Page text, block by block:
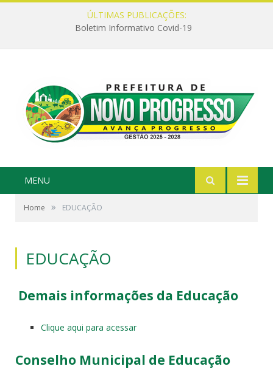
ÚLTIMAS PUBLICAÇÕES:
Boletim Informativo Covid-19
MENU
Home » EDUCAÇÃO
EDUCAÇÃO
Demais informações da Educação
Clique aqui para acessar
Conselho Municipal de Educação